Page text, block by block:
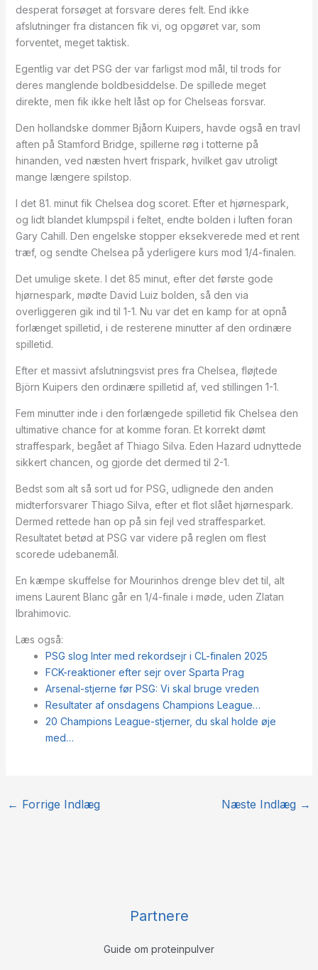
desperat forsøget at forsvare deres felt. End ikke
afslutninger fra distancen fik vi, og opgøret var, som
forventet, meget taktisk.
Egentlig var det PSG der var farligst mod mål, til trods for
deres manglende boldbesiddelse. De spillede meget
direkte, men fik ikke helt låst op for Chelseas forsvar.
Den hollandske dommer Bjåorn Kuipers, havde også en travl
aften på Stamford Bridge, spillerne røg i totterne på
hinanden, ved næsten hvert frispark, hvilket gav utroligt
mange længere spilstop.
I det 81. minut fik Chelsea dog scoret. Efter et hjørnespark,
og lidt blandet klumpspil i feltet, endte bolden i luften foran
Gary Cahill. Den engelske stopper eksekverede med et rent
træf, og sendte Chelsea på yderligere kurs mod 1/4-finalen.
Det umulige skete. I det 85 minut, efter det første gode
hjørnespark, mødte David Luiz bolden, så den via
overliggeren gik ind til 1-1. Nu var det en kamp for at opnå
forlænget spilletid, i de resterene minutter af den ordinære
spilletid.
Efter et massivt afslutningsvist pres fra Chelsea, fløjtede
Björn Kuipers den ordinære spilletid af, ved stillingen 1-1.
Fem minutter inde i den forlængede spilletid fik Chelsea den
ultimative chance for at komme foran. Et korrekt dømt
straffespark, begået af Thiago Silva. Eden Hazard udnyttede
sikkert chancen, og gjorde det dermed til 2-1.
Bedst som alt så sort ud for PSG, udlignede den anden
midterforsvarer Thiago Silva, efter et flot slået hjørnespark.
Dermed rettede han op på sin fejl ved straffesparket.
Resultatet betød at PSG var videre på reglen om flest
scorede udebanemål.
En kæmpe skuffelse for Mourinhos drenge blev det til, alt
imens Laurent Blanc går en 1/4-finale i møde, uden Zlatan
Ibrahimovic.
Læs også:
PSG slog Inter med rekordsejr i CL-finalen 2025
FCK-reaktioner efter sejr over Sparta Prag
Arsenal-stjerne før PSG: Vi skal bruge vreden
Resultater af onsdagens Champions League…
20 Champions League-stjerner, du skal holde øje
med…
← Forrige Indlæg Næste Indlæg →
Partnere
Guide om proteinpulver